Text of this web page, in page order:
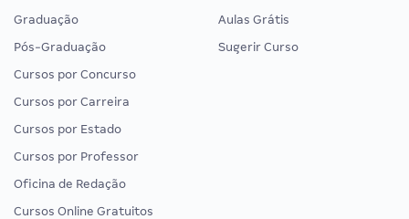
Graduação
Pós-Graduação
Cursos por Concurso
Cursos por Carreira
Cursos por Estado
Cursos por Professor
Oficina de Redação
Cursos Online Gratuitos
Aulas Grátis
Sugerir Curso